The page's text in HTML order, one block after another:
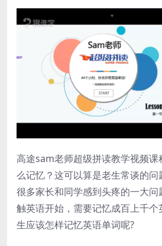
高途sam老师超级拼读教学视频课
么记忆？这可以算是老生常谈的
很多家长和同学感到头疼的一大
触英语开始，需要记忆成百上千
生应该怎样记忆英语单词呢?